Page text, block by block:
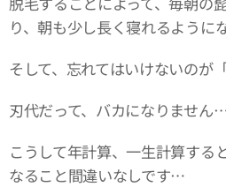
り、朝も少し長く寝れるように
そして、忘れてはいけないのが
刃代だって、バカになりません
こうして年計算、一生計算する
なること間違いなしです…